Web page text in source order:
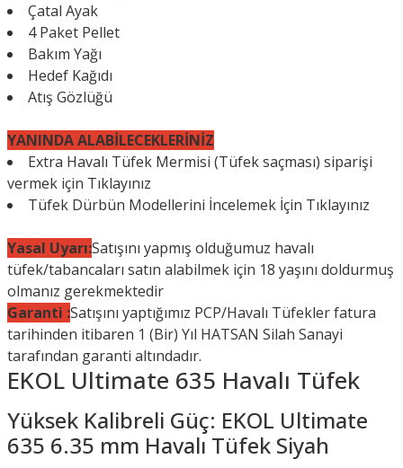
Çatal Ayak
4 Paket Pellet
Bakım Yağı
Hedef Kağıdı
Atış Gözlüğü
YANINDA ALABİLECEKLERİNİZ
Extra Havalı Tüfek Mermisi (Tüfek saçması) siparişi
vermek için Tıklayınız
Tüfek Dürbün Modellerini İncelemek İçin Tıklayınız
Yasal Uyarı:Satışını yapmış olduğumuz havalı
tüfek/tabancaları satın alabilmek için 18 yaşını doldurmuş
olmanız gerekmektedir
Garanti :Satışını yaptığımız PCP/Havalı Tüfekler fatura
tarihinden itibaren 1 (Bir) Yıl HATSAN Silah Sanayi
tarafından garanti altındadır.
EKOL Ultimate 635 Havalı Tüfek
Yüksek Kalibreli Güç: EKOL Ultimate
635 6.35 mm Havalı Tüfek Siyah